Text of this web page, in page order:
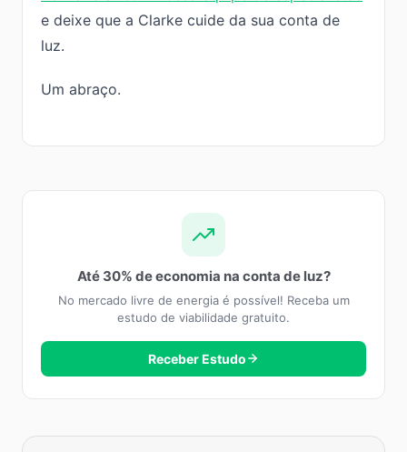
e deixe que a Clarke cuide da sua conta de
luz.
Um abraço.
Até 30% de economia na conta de luz?
No mercado livre de energia é possível! Receba um
estudo de viabilidade gratuito.
Receber Estudo